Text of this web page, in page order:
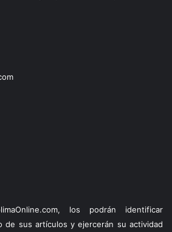
los podrán identificar
de sus artículos y ejercerán su actividad